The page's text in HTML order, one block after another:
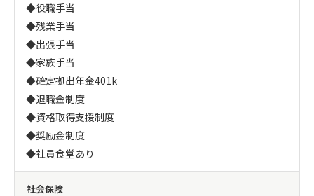
◆役職手当
◆残業手当
◆出張手当
◆家族手当
◆確定拠出年金401k
◆退職金制度
◆資格取得支援制度
◆奨励金制度
◆社員食堂あり
社会保険